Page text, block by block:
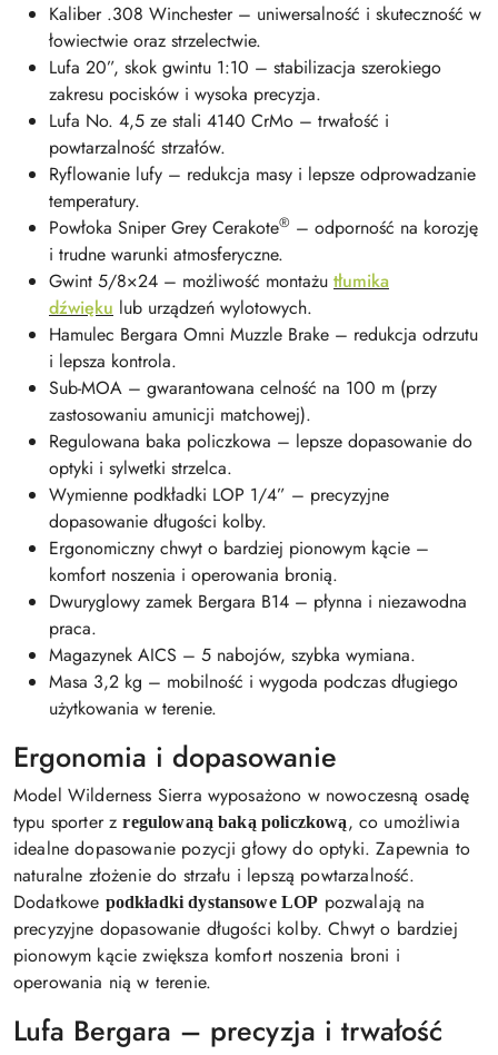
Kaliber .308 Winchester – uniwersalność i skuteczność w
łowiectwie oraz strzelectwie.
Lufa 20”, skok gwintu 1:10 – stabilizacja szerokiego
zakresu pocisków i wysoka precyzja.
Lufa No. 4,5 ze stali 4140 CrMo – trwałość i
powtarzalność strzałów.
Ryflowanie lufy – redukcja masy i lepsze odprowadzanie
temperatury.
Powłoka Sniper Grey Cerakote® – odporność na korozję
i trudne warunki atmosferyczne.
Gwint 5/8×24 – możliwość montażu tłumika
dźwięku lub urządzeń wylotowych.
Hamulec Bergara Omni Muzzle Brake – redukcja odrzutu
i lepsza kontrola.
Sub-MOA – gwarantowana celność na 100 m (przy
zastosowaniu amunicji matchowej).
Regulowana baka policzkowa – lepsze dopasowanie do
optyki i sylwetki strzelca.
Wymienne podkładki LOP 1/4” – precyzyjne
dopasowanie długości kolby.
Ergonomiczny chwyt o bardziej pionowym kącie –
komfort noszenia i operowania bronią.
Dwuryglowy zamek Bergara B14 – płynna i niezawodna
praca.
Magazynek AICS – 5 nabojów, szybka wymiana.
Masa 3,2 kg – mobilność i wygoda podczas długiego
użytkowania w terenie.
Ergonomia i dopasowanie
Model Wilderness Sierra wyposażono w nowoczesną osadę
typu sporter zregulowaną baką policzkową, co umożliwia
idealne dopasowanie pozycji głowy do optyki. Zapewnia to
naturalne złożenie do strzału i lepszą powtarzalność.
Dodatkowe podkładki dystansowe LOP pozwalają na
precyzyjne dopasowanie długości kolby. Chwyt o bardziej
pionowym kącie zwiększa komfort noszenia broni i
operowania nią w terenie.
Lufa Bergara – precyzja i trwałość